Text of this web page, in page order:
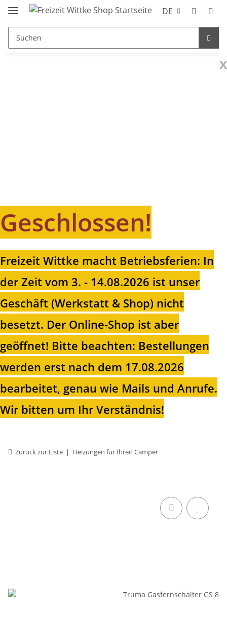
DE
x
Geschlossen!
Freizeit Wittke macht Betriebsferien: In
der Zeit vom 3. - 14.08.2026 ist unser
Geschäft (Werkstatt & Shop) nicht
besetzt. Der Online-Shop ist aber
geöffnet! Bitte beachten: Bestellungen
werden erst nach dem 17.08.2026
bearbeitet, genau wie Mails und Anrufe.
Wir bitten um Ihr Verständnis!
Zurück zur Liste Heizungen für Ihren Camper